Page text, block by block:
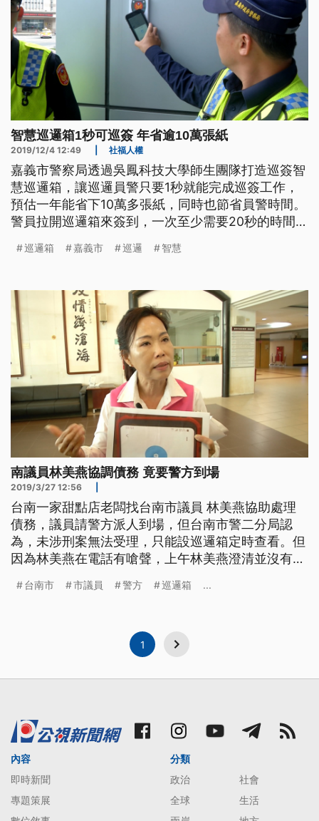
智慧巡邏箱1秒可巡簽 年省逾10萬張紙
2019/12/4 12:49 社福人權
嘉義市警察局透過吳鳳科技大學師生團隊打造巡簽智
慧巡邏箱，讓巡邏員警只要1秒就能完成巡簽工作，
預估一年能省下10萬多張紙，同時也節省員警時間。
警員拉開巡邏箱來簽到，一次至少需要20秒的時間，
警員巡簽的效率，一年還可以節省10萬5000張的巡
「遇到雨天，那個巡邏簽章表容易淋濕，簽巡上很不
方便。那個紙會糊掉。現
巡邏箱 嘉義市 巡邏 智慧
南議員林美燕協調債務 竟要警方到場
2019/3/27 12:56
台南一家甜點店老闆找台南市議員 林美燕協助處理
債務，議員請警方派人到場，但台南市警二分局認
為，未涉刑案無法受理，只能設巡邏箱定時查看。但
因為林美燕在電話有嗆聲，上午林美燕澄清並沒有飆
業者，因為被協助處理債務的兩名友人，要求索取
事糾紛，警方無法受理，傳出議員在電話
台南市 市議員 警方 巡邏箱 ...
1
內容
即時新聞
專題策展
分類
政治
社會
全球
生活